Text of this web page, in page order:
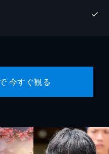
今すぐ観る